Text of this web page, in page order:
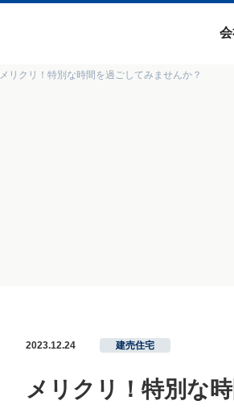
メリクリ！特別な時間を過ごしてみませんか？
2023.12.24 建売住宅
メリクリ！特別な